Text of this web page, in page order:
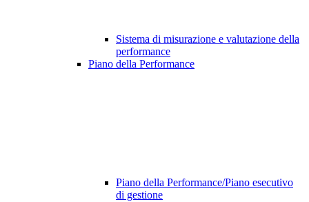
Sistema di misurazione e valutazione della
performance
Piano della Performance
Piano della Performance/Piano esecutivo
di gestione